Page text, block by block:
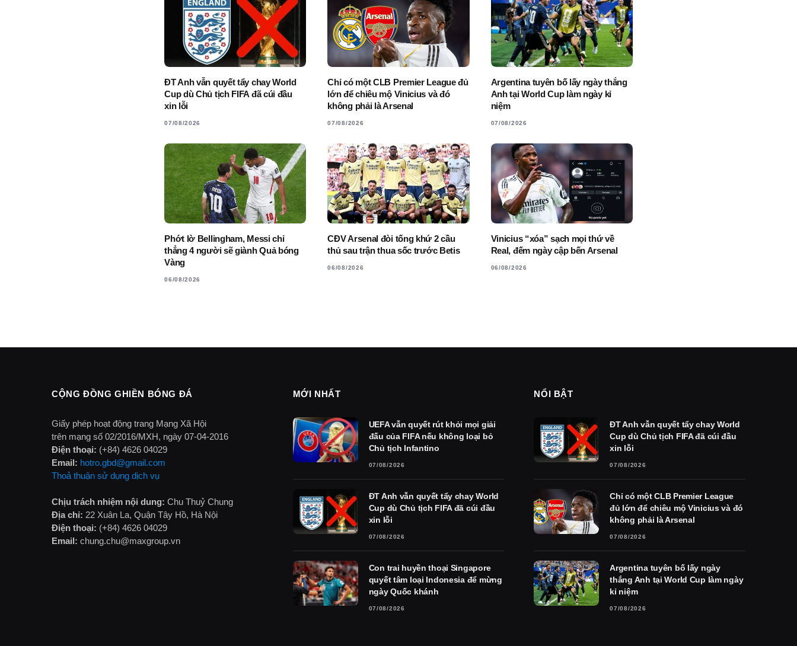
ĐT Anh vẫn quyết tẩy chay World
Cup dù Chủ tịch FIFA đã cúi đầu
xin lỗi
07/08/2026
Chỉ có một CLB Premier League đủ
lớn để chiêu mộ Vinicius và đó
không phải là Arsenal
07/08/2026
Argentina tuyên bố lấy ngày thắng
Anh tại World Cup làm ngày kỉ
niệm
07/08/2026
Phớt lờ Bellingham, Messi chỉ
thẳng 4 người sẽ giành Quả bóng
Vàng
06/08/2026
CĐV Arsenal đòi tống khứ 2 cầu
thủ sau trận thua sốc trước Betis
06/08/2026
Vinicius “xóa” sạch mọi thứ về
Real, đếm ngày cập bến Arsenal
06/08/2026
CỘNG ĐỒNG GHIỀN BÓNG ĐÁ
Giấy phép hoạt động trang Mạng Xã Hội
trên mạng số 02/2016/MXH, ngày 07-04-2016
Điện thoại: (+84) 4626 04029
Email: hotro.gbd@gmail.com
Thoả thuận sử dụng dịch vụ
Chịu trách nhiệm nội dung: Chu Thuỷ Chung
Địa chỉ: 22 Xuân La, Quận Tây Hồ, Hà Nội
Điện thoại: (+84) 4626 04029
Email: chung.chu@maxgroup.vn
MỚI NHẤT
UEFA vẫn quyết rút khỏi mọi giải
đấu của FIFA nếu không loại bỏ
Chủ tịch Infantino
07/08/2026
ĐT Anh vẫn quyết tẩy chay World
Cup dù Chủ tịch FIFA đã cúi đầu
xin lỗi
07/08/2026
Con trai huyền thoại Singapore
quyết tâm loại Indonesia để mừng
ngày Quốc khánh
07/08/2026
NỔI BẬT
ĐT Anh vẫn quyết tẩy chay World
Cup dù Chủ tịch FIFA đã cúi đầu
xin lỗi
07/08/2026
Chỉ có một CLB Premier League
đủ lớn để chiêu mộ Vinicius và đó
không phải là Arsenal
07/08/2026
Argentina tuyên bố lấy ngày
thắng Anh tại World Cup làm ngày
kỉ niệm
07/08/2026